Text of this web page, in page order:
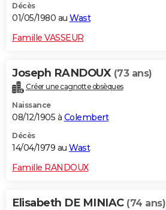
Décès
01/05/1980 au Wast
Famille VASSEUR
Joseph RANDOUX (73 ans)
Créer une cagnotte obsèques
Naissance
08/12/1905 à Colembert
Décès
14/04/1979 au Wast
Famille RANDOUX
Elisabeth DE MINIAC (74 ans)